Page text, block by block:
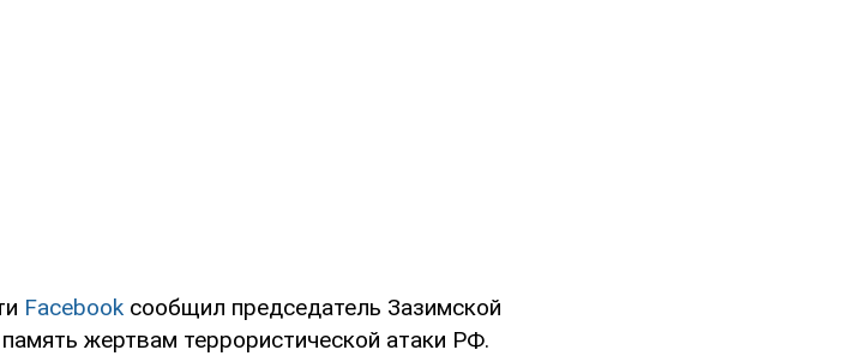
Facebook сообщил председатель Зазимской
жертвам террористической атаки РФ.